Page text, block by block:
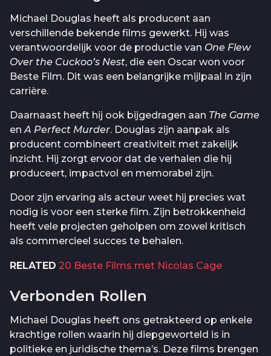
Michael Douglas heeft als producent aan
verschillende bekende films gewerkt. Hij was
verantwoordelijk voor de productie van One Flew
Over the Cuckoo’s Nest, die een Oscar won voor
Beste Film. Dit was een belangrijke mijlpaal in zijn
carrière.
Daarnaast heeft hij ook bijgedragen aan The Game
enA Perfect Murder. Douglas zijn aanpak als
producent combineert creativiteit met zakelijk
inzicht. Hij zorgt ervoor dat de verhalen die hij
produceert, impactvol en memorabel zijn.
Door zijn ervaring als acteur weet hij precies wat
nodig is voor een sterke film. Zijn betrokkenheid
heeft vele projecten geholpen om zowel kritisch
als commercieel succes te behalen.
RELATED 20 Beste Films met Nicolas Cage
Verbonden Rollen
Michael Douglas heeft ons getrakteerd op enkele
krachtige rollen waarin hij diepgeworteld is in
politieke en juridische thema’s. Deze films brengen